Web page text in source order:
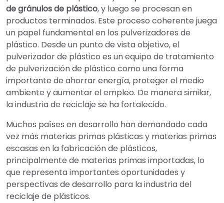
de gránulos de plástico, y luego se procesan en
productos terminados. Este proceso coherente juega
un papel fundamental en los pulverizadores de
plástico. Desde un punto de vista objetivo, el
pulverizador de plástico es un equipo de tratamiento
de pulverización de plástico como una forma
importante de ahorrar energía, proteger el medio
ambiente y aumentar el empleo. De manera similar,
la industria de reciclaje se ha fortalecido.
Muchos países en desarrollo han demandado cada
vez más materias primas plásticas y materias primas
escasas en la fabricación de plásticos,
principalmente de materias primas importadas, lo
que representa importantes oportunidades y
perspectivas de desarrollo para la industria del
reciclaje de plásticos.